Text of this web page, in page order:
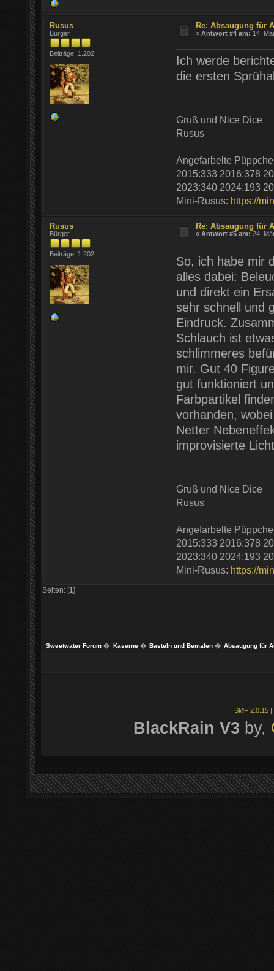
Rusus
Bürger
Beiträge: 1.202
Re: Absaugung für
«Antwort #4 am: 14.
Ich werde
die ersten
Gruß und Nice Dice
Rusus
Angefarbelte
2015:333 2016:378
2023:340 2024:193
Mini-Rusus: https://
Rusus
Bürger
Beiträge: 1.202
Re: Absaugung für
«Antwort #5 am: 24.
So, ich habe mir
alles dabei:
und direkt ein
sehr schnell und
Eindruck.
Schlauch ist
schlimmeres
mir. Gut 40
gut funktioniert
Farbpartikel
vorhanden,
Netter
improvisierte
Gruß und Nice Dice
Rusus
Angefarbelte
2015:333 2016:378
2023:340 2024:193
Mini-Rusus: https://
Seiten: [1]
Sweetwater Forum � Kaserne� Basteln und Bemalen� Absaugung für
SMF 2.0.15 |
BlackRain V3 by,